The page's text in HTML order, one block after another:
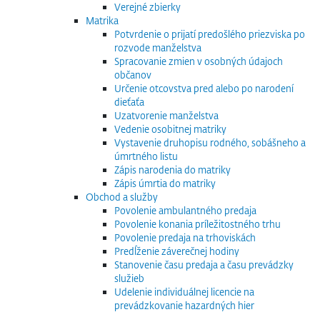
Verejné zbierky
Matrika
Potvrdenie o prijatí predošlého priezviska po
rozvode manželstva
Spracovanie zmien v osobných údajoch
občanov
Určenie otcovstva pred alebo po narodení
dieťaťa
Uzatvorenie manželstva
Vedenie osobitnej matriky
Vystavenie druhopisu rodného, sobášneho a
úmrtného listu
Zápis narodenia do matriky
Zápis úmrtia do matriky
Obchod a služby
Povolenie ambulantného predaja
Povolenie konania príležitostného trhu
Povolenie predaja na trhoviskách
Predĺženie záverečnej hodiny
Stanovenie času predaja a času prevádzky
služieb
Udelenie individuálnej licencie na
prevádzkovanie hazardných hier